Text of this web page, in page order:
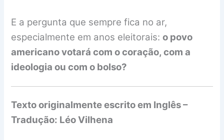
E a pergunta que sempre fica no ar,
especialmente em anos eleitorais:o povo
americano votará com o coração, com a
ideologia ou com o bolso?
Texto originalmente escrito em Inglês –
Tradução: Léo Vilhena